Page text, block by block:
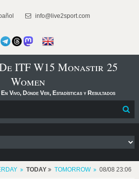
info@live2sport.com
ITF W15 Monastir 25
Women
Vivo, Dónde Ver, Estadísticas y Resultados
TODAY TOMORROW 08/08 23:06